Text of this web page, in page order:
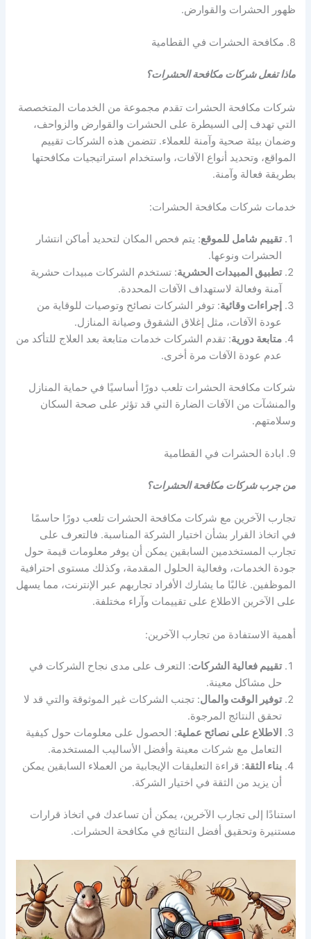
ظهور الحشرات والقوارض.
8. مكافحة الحشرات في القطامية
ماذا تفعل شركات مكافحة الحشرات؟
شركات مكافحة الحشرات تقدم مجموعة من الخدمات المتخصصة
التي تهدف إلى السيطرة على الحشرات والقوارض والزواحف،
وضمان بيئة صحية وآمنة للعملاء. تتضمن هذه الشركات تقييم
المواقع، وتحديد أنواع الآفات، واستخدام استراتيجيات مكافحتها
بطريقة فعالة وآمنة.
خدمات شركات مكافحة الحشرات:
تقييم شامل للموقع: يتم فحص المكان لتحديد أماكن انتشار
الحشرات ونوعها.
تطبيق المبيدات الحشرية: تستخدم الشركات مبيدات حشرية
آمنة وفعالة لاستهداف الآفات المحددة.
إجراءات وقائية: توفر الشركات نصائح وتوصيات للوقاية من
عودة الآفات، مثل إغلاق الشقوق وصيانة المنازل.
متابعة دورية: تقدم الشركات خدمات متابعة بعد العلاج للتأكد من
عدم عودة الآفات مرة أخرى.
شركات مكافحة الحشرات تلعب دورًا أساسيًا في حماية المنازل
والمنشآت من الآفات الضارة التي قد تؤثر على صحة السكان
وسلامتهم.
9. ابادة الحشرات في القطامية
من جرب شركات مكافحة الحشرات؟
تجارب الآخرين مع شركات مكافحة الحشرات تلعب دورًا حاسمًا
في اتخاذ القرار بشأن اختيار الشركة المناسبة. فالتعرف على
تجارب المستخدمين السابقين يمكن أن يوفر معلومات قيمة حول
جودة الخدمات، وفعالية الحلول المقدمة، وكذلك مستوى احترافية
الموظفين. غالبًا ما يشارك الأفراد تجاربهم عبر الإنترنت، مما يسهل
على الآخرين الاطلاع على تقييمات وآراء مختلفة.
أهمية الاستفادة من تجارب الآخرين:
تقييم فعالية الشركات: التعرف على مدى نجاح الشركات في
حل مشاكل معينة.
توفير الوقت والمال: تجنب الشركات غير الموثوقة والتي قد لا
تحقق النتائج المرجوة.
الاطلاع على نصائح عملية: الحصول على معلومات حول كيفية
التعامل مع شركات معينة وأفضل الأساليب المستخدمة.
بناء الثقة: قراءة التعليقات الإيجابية من العملاء السابقين يمكن
أن يزيد من الثقة في اختيار الشركة.
استنادًا إلى تجارب الآخرين، يمكن أن تساعدك في اتخاذ قرارات
مستنيرة وتحقيق أفضل النتائج في مكافحة الحشرات.